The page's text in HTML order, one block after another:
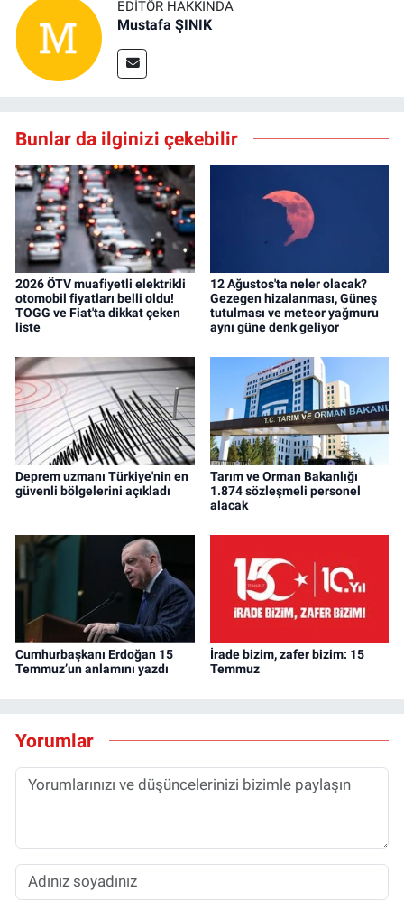
EDITÖR HAKKINDA
Mustafa ŞINIK
Bunlar da ilginizi çekebilir
2026 ÖTV muafiyetli elektrikli
otomobil fiyatları belli oldu!
TOGG ve Fiat'ta dikkat çeken
liste
12 Ağustos'ta neler olacak?
Gezegen hizalanması, Güneş
tutulması ve meteor yağmuru
aynı güne denk geliyor
Deprem uzmanı Türkiye'nin en
güvenli bölgelerini açıkladı
Tarım ve Orman Bakanlığı
1.874 sözleşmeli personel
alacak
Cumhurbaşkanı Erdoğan 15
Temmuz’un anlamını yazdı
İrade bizim, zafer bizim: 15
Temmuz
Yorumlar